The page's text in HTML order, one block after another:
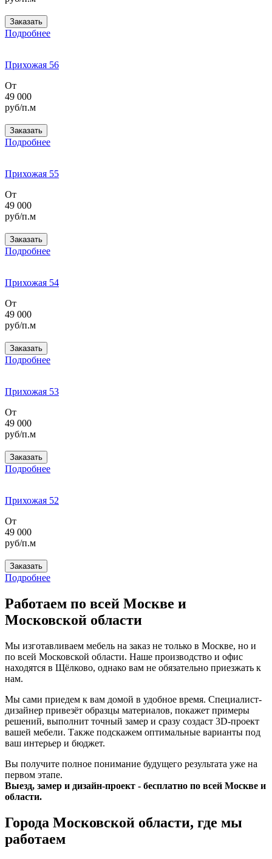
Заказать
Подробнее
Прихожая 56
От
49 000
руб/п.м
Заказать
Подробнее
Прихожая 55
От
49 000
руб/п.м
Заказать
Подробнее
Прихожая 54
От
49 000
руб/п.м
Заказать
Подробнее
Прихожая 53
От
49 000
руб/п.м
Заказать
Подробнее
Прихожая 52
От
49 000
руб/п.м
Заказать
Подробнее
Работаем по всей Москве и
Московской области
Мы изготавливаем мебель на заказ не только в Москве, но и
по всей Московской области. Наше производство и офис
находятся в Щёлково, однако вам не обязательно приезжать к
нам.
Мы сами приедем к вам домой в удобное время. Специалист-
дизайнер привезёт образцы материалов, покажет примеры
решений, выполнит точный замер и сразу создаст 3D-проект
вашей мебели. Также подскажем оптимальные варианты под
ваш интерьер и бюджет.
Вы получите полное понимание будущего результата уже на
первом этапе.
Выезд, замер и дизайн-проект - бесплатно по всей Москве и
области.
Города Московской области, где мы
работаем